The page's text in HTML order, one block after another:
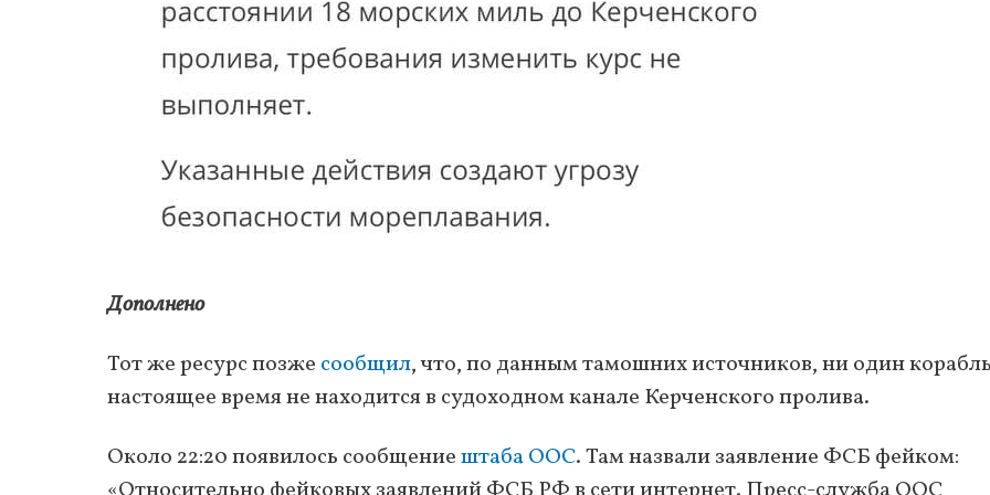
Дополнено
Тот же ресурс позже сообщил, что, по данным тамошних источников, ни один
настоящее время не находится в судоходном канале Керченского пролива.
Около 22:20 появилось сообщениештаба ООС. Там назвали заявление ФСБ фейком: